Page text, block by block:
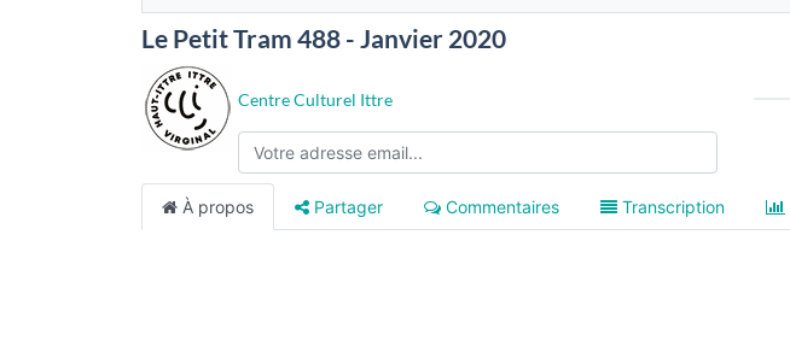
Le Petit Tram 488 - Janvier 2020
Centre Culturel Ittre
À propos Partager Commentaires Transcription